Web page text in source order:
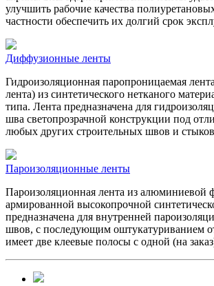
улучшить рабочие качества
частности обеспечить их долгий срок
Диффузионные ленты
Гидроизоляционная паропроницаемая
лента) из синтетического нетканого
типа. Лента предназначена для
шва светопрозрачной конструкции под
любых других строительных швов и
Пароизоляционные ленты
Пароизоляционная лента из алюминиевой
армированной высокопрочной
предназначена для внутренней
швов, с последующим оштукатуриванием
имеет две клеевые полосы с одной (на